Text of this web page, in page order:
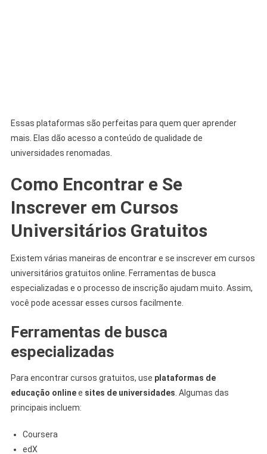
Essas plataformas são perfeitas para quem quer aprender
mais. Elas dão acesso a conteúdo de qualidade de
universidades renomadas.
Como Encontrar e Se
Inscrever em Cursos
Universitários Gratuitos
Existem várias maneiras de encontrar e se inscrever em cursos
universitários gratuitos online. Ferramentas de busca
especializadas e o processo de inscrição ajudam muito. Assim,
você pode acessar esses cursos facilmente.
Ferramentas de busca
especializadas
Para encontrar cursos gratuitos, use plataformas de
educação onlinee sites de universidades. Algumas das
principais incluem:
Coursera
edX